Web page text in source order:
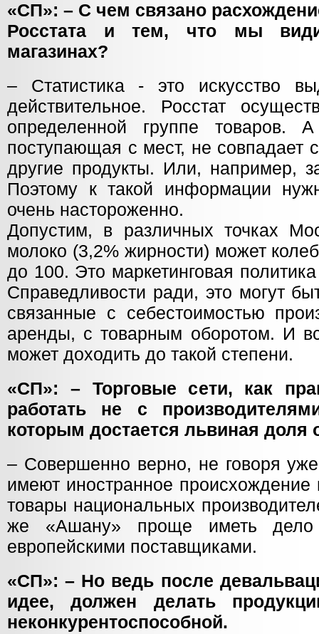
«СП»: – С чем связано
Росстата и тем, что мы
магазинах?
– Статистика - это искусство
действительное. Росстат
определенной группе товаров.
поступающая с мест, не совпадает
другие продукты. Или, например,
Поэтому к такой информации
очень настороженно.
Допустим, в различных точках
молоко (3,2% жирности) может
до 100. Это маркетинговая
Справедливости ради, это могут
связанные с себестоимостью
аренды, с товарным оборотом. И
может доходить до такой степени.
«СП»: – Торговые сети, как
работать не с
которым достается львиная
– Совершенно верно, не говоря
имеют иностранное происхождение
товары национальных
же «Ашану» проще иметь
европейскими поставщиками.
«СП»: – Но ведь после
идее, должен делать
неконкурентоспособной.